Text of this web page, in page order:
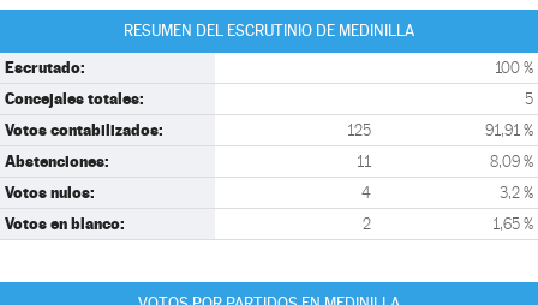
RESUMEN DEL ESCRUTINIO DE MEDINILLA
Escrutado: 100 %
Concejales totales: 5
Votos contabilizados: 125 91,91 %
Abstenciones: 11 8,09 %
Votos nulos: 4 3,2 %
Votos en blanco: 2 1,65 %